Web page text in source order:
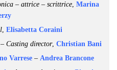
– attrice – scrittrice, Marina
, Elisabetta Coraini
– Casting director, Christian Bani
Varrese– Andrea Brancone